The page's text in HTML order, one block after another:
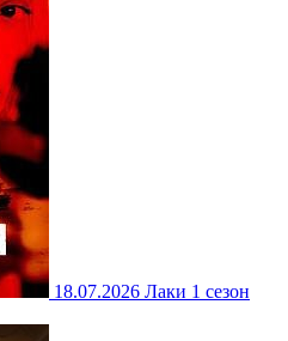
18.07.2026 Лаки 1 сезон